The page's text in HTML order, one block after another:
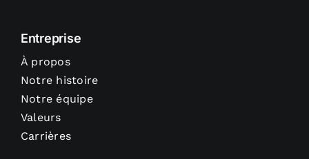
Entreprise
À propos
Notre histoire
Notre équipe
Valeurs
Carrières